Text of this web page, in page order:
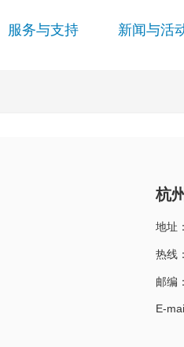
服务与支持 新闻与活
杭
地址
热线
邮编
E-